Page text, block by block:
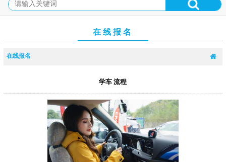
在线报名
在线报名
学车 流程